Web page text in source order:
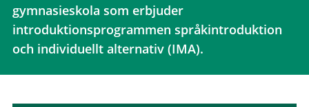
gymnasieskola som erbjuder
introduktionsprogrammen språkintroduktion
och individuellt alternativ (IMA).